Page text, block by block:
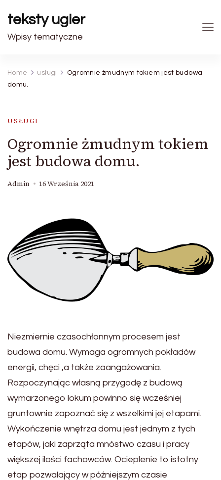
teksty ugier
Wpisy tematyczne
Home usługi
Ogromnie żmudnym tokiem jest budowa
domu.
USŁUGI
Ogromnie żmudnym tokiem
jest budowa domu.
Admin 16 Września 2021
Niezmiernie czasochłonnym procesem jest
budowa domu. Wymaga ogromnych pokładów
energii, chęci ,a także zaangażowania.
Rozpoczynając własną przygodę z budową
wymarzonego lokum powinno się wcześniej
gruntownie zapoznać się z wszelkimi jej etapami.
Wykończenie wnętrza domu jest jednym z tych
etapów, jaki zaprząta mnóstwo czasu i pracy
większej ilości fachowców. Ocieplenie to istotny
etap pozwalający w późniejszym czasie